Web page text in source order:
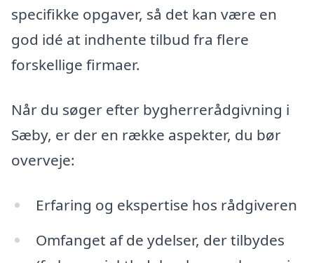
specifikke opgaver, så det kan være en
god idé at indhente tilbud fra flere
forskellige firmaer.
Når du søger efter bygherrerådgivning i
Sæby, er der en række aspekter, du bør
overveje:
Erfaring og ekspertise hos rådgiveren
Omfanget af de ydelser, der tilbydes